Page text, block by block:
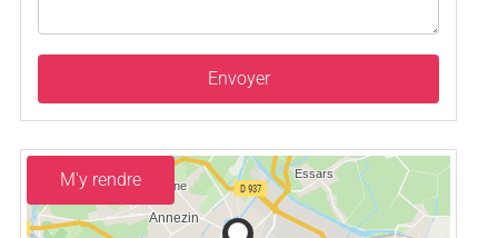
Envoyer
M'y rendre